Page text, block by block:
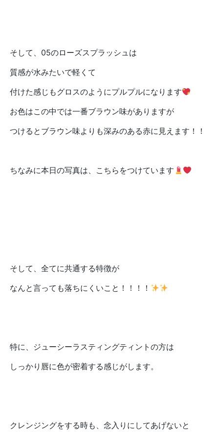
そして、05のローズスプラッシュは
質感が水みたいで軽くて
付けた感じもグロスのようにプルプルになります
お色はこの中では一番ブラウン味がありますが
つけるとブラウン味よりも深みのある赤に見えます！！
ちなみに本日の写真は、こちらをつけています
そして、全てに共通する特徴が
なんと言っても落ちにくいこと！！！！
特に、ジューシーラスティングティントの方は
しっかり唇に色が密着する感じがします。
クレンジングをする時も、念入りにしてあげないと